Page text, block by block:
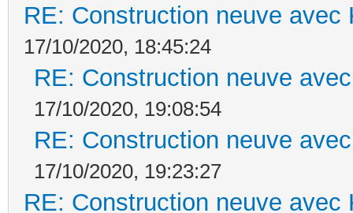
RE: Construction neuve avec
17/10/2020, 18:45:24
RE: Construction neuve
17/10/2020, 19:08:54
RE: Construction neuve
17/10/2020, 19:23:27
RE: Construction neuve avec